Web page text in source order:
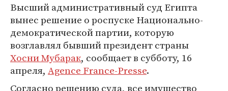
Высший административный суд Египта
вынес решение о роспуске Национально-
демократической партии, которую
возглавлял бывший президент страны
Хосни Мубарак, сообщает в субботу, 16
апреля, Agence France-Presse.
Согласно решению суда, все имущество